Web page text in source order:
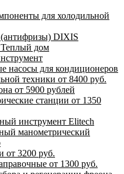
для холодильной
DIXIS
Теплый дом
насосы для кондиционеров
техники от 8400 руб.
от 5900 рублей
станции от 1350
инструмент Elitech
манометрический
от 3200 руб.
от 1300 руб.